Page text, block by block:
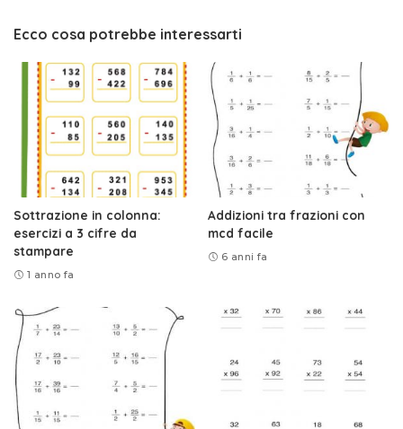
Ecco cosa potrebbe interessarti
Sottrazione in colonna:
esercizi a 3 cifre da
stampare
1 anno fa
Addizioni tra frazioni con
mcd facile
6 anni fa